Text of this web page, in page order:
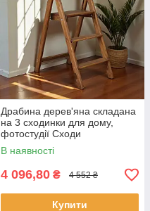
Драбина дерев'яна складана
на 3 сходинки для дому,
фотостудії Сходи
трансформер побутові
розкладні
В наявності
4 096,80 ₴ 4 552 ₴
Купити